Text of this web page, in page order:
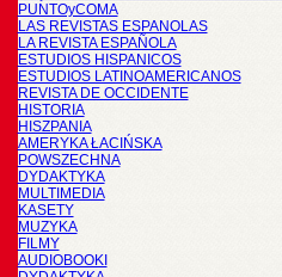
PUNTOyCOMA
LAS REVISTAS ESPANOLAS
LA REVISTA ESPAÑOLA
ESTUDIOS HISPANICOS
ESTUDIOS LATINOAMERICANOS
REVISTA DE OCCIDENTE
HISTORIA
HISZPANIA
AMERYKA ŁACIŃSKA
POWSZECHNA
DYDAKTYKA
MULTIMEDIA
KASETY
MUZYKA
FILMY
AUDIOBOOKI